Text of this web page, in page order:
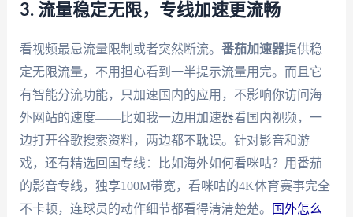
3. 流量稳定无限，专线加速更流畅
看视频最忌流量限制或者突然断流。 番茄加速器提供稳
定无限流量，不用担心看到一半提示流量用完。而且它
有智能分流功能，只加速国内的应用，不影响你访问海
外网站的速度——比如我一边用加速器看国内视频，一
边打开谷歌搜索资料，两边都不耽误。针对影音和游
戏，还有精选回国专线：比如海外如何看咪咕？用番茄
的影音专线，独享100M带宽，看咪咕的4K体育赛事完全
不卡顿，连球员的动作细节都看得清清楚楚。
国外怎么